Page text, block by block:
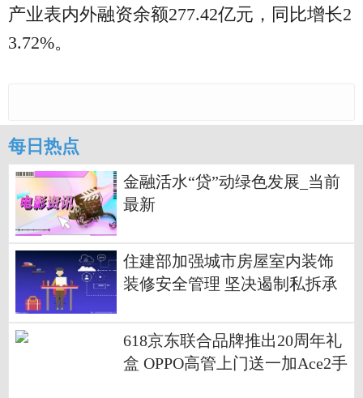
产业表内外融资余额277.42亿元，同比增长2
3.72%。
每日热点
金融活水“贷”动绿色发展_当前
最新
住建部加强城市房屋室内装饰
装修安全管理 坚决遏制私拆承
618京东联合品牌推出20周年礼
盒 OPPO高管上门送一加Ace2手